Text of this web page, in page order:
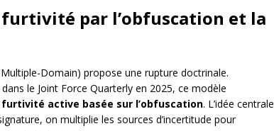
furtivité par l’obfuscation et la
Domain) propose une rupture doctrinale.
le Joint Force Quarterly en 2025, ce modèle
furtivité active basée sur l’obfuscation. L’idée centrale
on multiplie les sources d’incertitude pour